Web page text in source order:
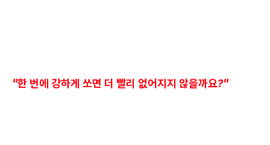
"한 번에 강하게 쏘면 더 빨리 없어지지 않을까요?"